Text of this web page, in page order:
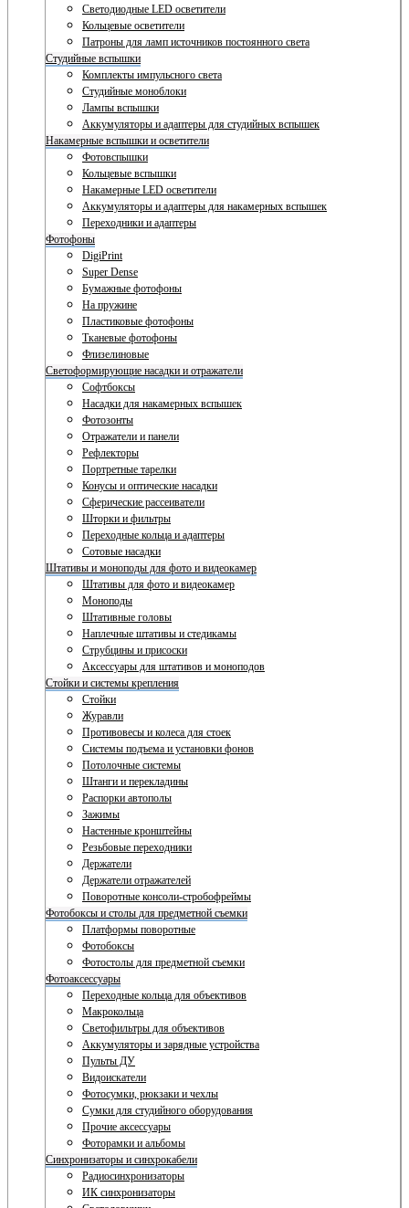
Светодиодные LED осветители
Кольцевые осветители
Патроны для ламп источников постоянного света
Студийные вспышки
Комплекты импульсного света
Студийные моноблоки
Лампы вспышки
Аккумуляторы и адаптеры для студийных вспышек
Накамерные вспышки и осветители
Фотовспышки
Кольцевые вспышки
Накамерные LED осветители
Аккумуляторы и адаптеры для накамерных вспышек
Переходники и адаптеры
Фотофоны
DigiPrint
Super Dense
Бумажные фотофоны
На пружине
Пластиковые фотофоны
Тканевые фотофоны
Флизелиновые
Светоформирующие насадки и отражатели
Софтбоксы
Насадки для накамерных вспышек
Фотозонты
Отражатели и панели
Рефлекторы
Портретные тарелки
Конусы и оптические насадки
Сферические рассеиватели
Шторки и фильтры
Переходные кольца и адаптеры
Сотовые насадки
Штативы и моноподы для фото и видеокамер
Штативы для фото и видеокамер
Моноподы
Штативные головы
Наплечные штативы и стедикамы
Струбцины и присоски
Аксессуары для штативов и моноподов
Стойки и системы крепления
Стойки
Журавли
Противовесы и колеса для стоек
Системы подъема и установки фонов
Потолочные системы
Штанги и перекладины
Распорки автополы
Зажимы
Настенные кронштейны
Резьбовые переходники
Держатели
Держатели отражателей
Поворотные консоли-стробофреймы
Фотобоксы и столы для предметной съемки
Платформы поворотные
Фотобоксы
Фотостолы для предметной съемки
Фотоаксессуары
Переходные кольца для объективов
Макрокольца
Светофильтры для объективов
Аккумуляторы и зарядные устройства
Пульты ДУ
Видоискатели
Фотосумки, рюкзаки и чехлы
Сумки для студийного оборудования
Прочие аксессуары
Фоторамки и альбомы
Синхронизаторы и синхрокабели
Радиосинхронизаторы
ИК синхронизаторы